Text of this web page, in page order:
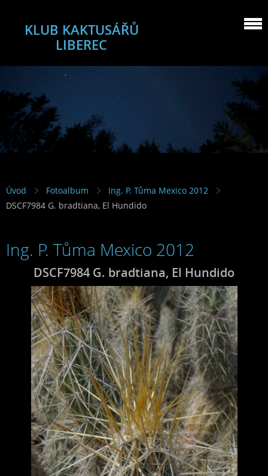
KLUB KAKTUSÁŘŮ
LIBEREC
Úvod Fotoalbum
Ing. P. Tůma Mexico 2012
DSCF7984 G. bradtiana, El Hundido
Ing. P. Tůma Mexico 2012
DSCF7984 G. bradtiana, El Hundido